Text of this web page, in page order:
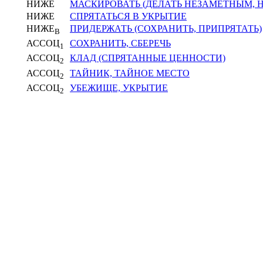
НИЖЕ
МАСКИРОВАТЬ (ДЕЛАТЬ НЕЗАМЕТНЫМ,
НИЖЕ
СПРЯТАТЬСЯ В УКРЫТИЕ
НИЖЕВ
ПРИДЕРЖАТЬ (СОХРАНИТЬ, ПРИПРЯТАТЬ)
АССОЦ1
СОХРАНИТЬ, СБЕРЕЧЬ
АССОЦ2
КЛАД (СПРЯТАННЫЕ ЦЕННОСТИ)
АССОЦ2
ТАЙНИК, ТАЙНОЕ МЕСТО
АССОЦ2 УБЕЖИЩЕ, УКРЫТИЕ